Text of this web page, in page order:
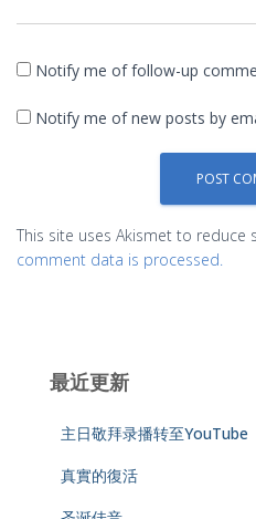
Notify me of follow-up
Notify me of new posts by
This site uses Akismet to reduce
comment data is processed.
最近更新
主日敬拜录播转至YouTube
真實的復活